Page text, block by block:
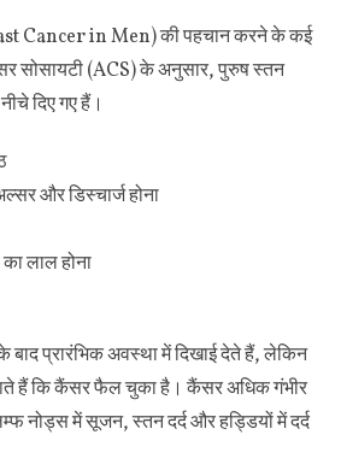
Cancer in Men) की पहचान करने के कई
सोसायटी (ACS) के अनुसार, पुरुष स्तन
दिए गए हैं।
और डिस्चार्ज होना
लाल होना
प्रारंभिक अवस्था में दिखाई देते हैं, लेकिन
हैं कि कैंसर फैल चुका है। कैंसर अधिक गंभीर
नोड्स में सूजन, स्तन दर्द और हड्डियों में दर्द